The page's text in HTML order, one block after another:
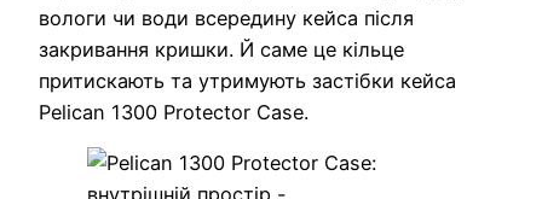
вологи чи води всередину кейса після
закривання кришки. Й саме це кільце
притискають та утримують застібки кейса
Pelican 1300 Protector Case.